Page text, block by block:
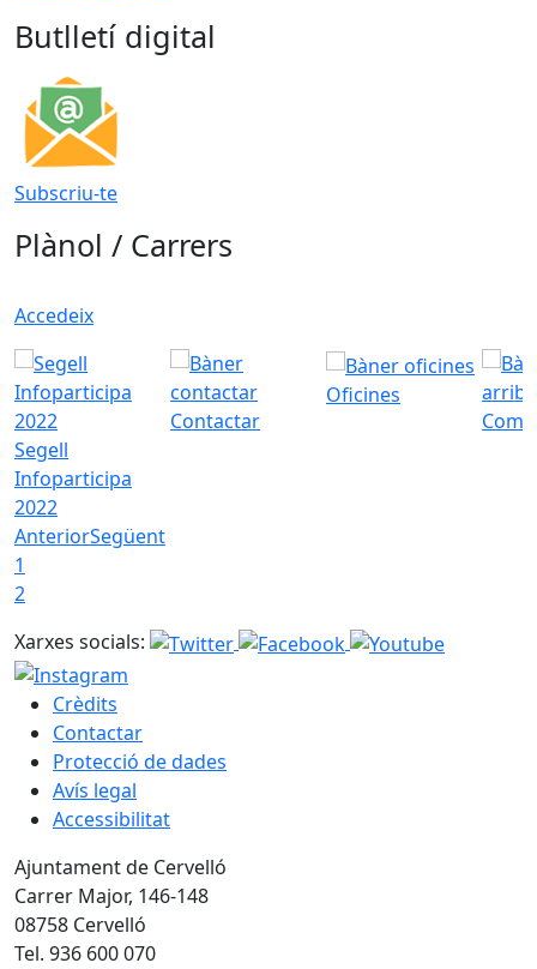
Butlletí digital
Subscriu-te
Plànol / Carrers
Accedeix
Segell
Infoparticipa
2022
Contactar
Oficines
Com
AnteriorSegüent
1
2
Xarxes socials:
Crèdits
Contactar
Protecció de dades
Avís legal
Accessibilitat
Ajuntament de Cervelló
Carrer Major, 146-148
08758 Cervelló
Tel. 936 600 070